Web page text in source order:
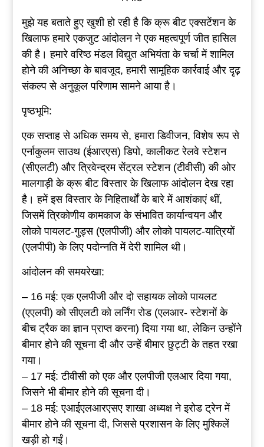
मुझे यह बताते हुए खुशी हो रही है कि क्रू बीट एक्सटेंशन के
खिलाफ हमारे एकजुट आंदोलन ने एक महत्वपूर्ण जीत हासिल
की है। हमारे वरिष्ठ मंडल विद्युत अभियंता के चर्चा में शामिल
होने की अनिच्छा के बावजूद, हमारी सामूहिक कार्रवाई और दृढ़
संकल्प से अनुकूल परिणाम सामने आया है।
पृष्ठभूमि:
एक सप्ताह से अधिक समय से, हमारा डिवीजन, विशेष रूप से
एर्नाकुलम साउथ (ईआरएस) डिपो, कालीकट रेलवे स्टेशन
(सीएलटी) और त्रिवेन्द्रम सेंट्रल स्टेशन (टीवीसी) की ओर
मालगाड़ी के क्रू बीट विस्तार के खिलाफ आंदोलन देख रहा
है। हमें इस विस्तार के निहितार्थों के बारे में आशंकाएं थीं,
जिसमें त्रिकोणीय कामकाज के संभावित कार्यान्वयन और
लोको पायलट-गुड्स (एलपीजी) और लोको पायलट-यात्रियों
(एलपीपी) के लिए पदोन्नति में देरी शामिल थी।
आंदोलन की समयरेखा:
– 16 मई: एक एलपीजी और दो सहायक लोको पायलट
(एएलपी) को सीएलटी को लर्निंग रोड (एलआर- स्टेशनों के
बीच ट्रैक का ज्ञान प्राप्त करना) दिया गया था, लेकिन उन्होंने
बीमार होने की सूचना दी और उन्हें बीमार छुट्टी के तहत रखा
गया।
– 17 मई: टीवीसी को एक और एलपीजी एलआर दिया गया,
जिसने भी बीमार होने की सूचना दी।
– 18 मई: एआईएलआरएसए शाखा अध्यक्ष ने इरोड ट्रेन में
बीमार होने की सूचना दी, जिससे प्रशासन के लिए मुश्किलें
खड़ी हो गईं।